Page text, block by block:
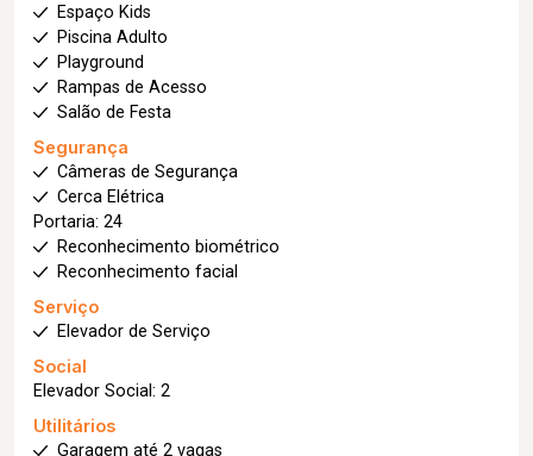
Espaço Kids
Piscina Adulto
Playground
Rampas de Acesso
Salão de Festa
Segurança
Câmeras de Segurança
Cerca Elétrica
Portaria: 24
Reconhecimento biométrico
Reconhecimento facial
Serviço
Elevador de Serviço
Social
Elevador Social: 2
Utilitários
Garagem até 2 vagas